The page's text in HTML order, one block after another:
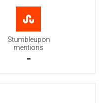
Stumbleupon
mentions
-